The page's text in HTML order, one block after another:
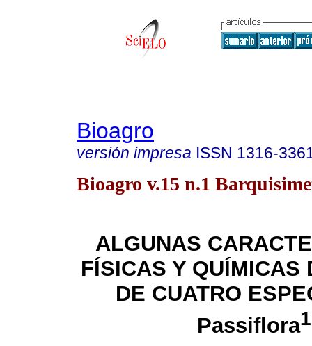
Bioagro
versión impresa ISSN 1316-
Bioagro v.15 n.1
ALGUNAS
FÍSICAS Y QUÍMICAS
DE CUATRO
Passiflora1